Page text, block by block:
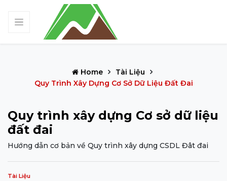
Home
Tài Liệu
Quy Trình Xây Dựng Cơ Sở Dữ Liệu Đất Đai
Quy trình xây dựng Cơ sở dữ liệu
đất đai
Hướng dẫn cơ bản về Quy trình xây dựng CSDL Đât đai
Tài Liệu